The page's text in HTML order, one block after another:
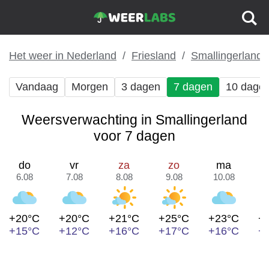
Het weer in Nederland Friesland Smallingerland
Vandaag Morgen 3 dagen 7 dagen 10
Weersverwachting in Smallingerland
voor 7 dagen
do
6.08
+20°C
+15°C
vr
7.08
+20°C
+12°C
za
8.08
+21°C
+16°C
zo
9.08
+25°C
+17°C
ma
10.08
+23°C
+16°C